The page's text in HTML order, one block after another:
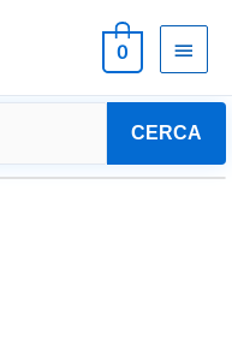
0
CERCA